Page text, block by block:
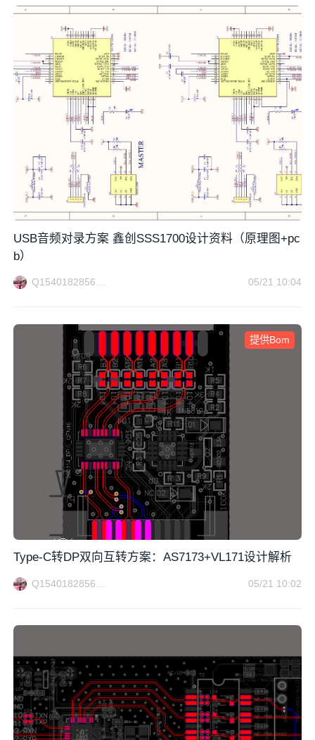
USB音频对录方案 鑫创SSS1700设计资料（原理图+pc
b）
Q1540182856方案电路 05/21 10:04
提供Bom
Type-C转DP双向互转方案：AS7173+VL171设计解析
05/21 10:02